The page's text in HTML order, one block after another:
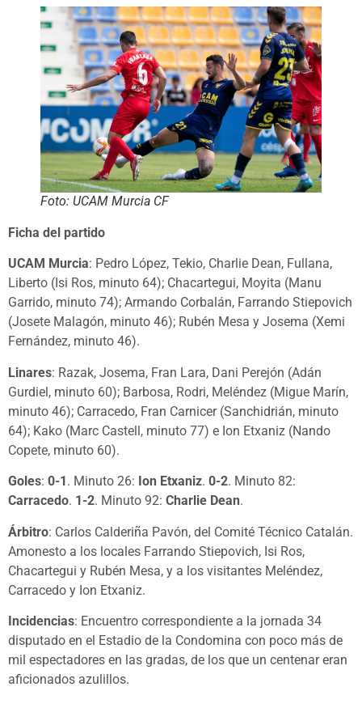
Foto: UCAM Murcia CF
Ficha del partido
UCAM Murcia: Pedro López, Tekio, Charlie Dean, Fullana,
Liberto (Isi Ros, minuto 64); Chacartegui, Moyita (Manu
Garrido, minuto 74); Armando Corbalán, Farrando Stiepovich
(Josete Malagón, minuto 46); Rubén Mesa y Josema (Xemi
Fernández, minuto 46).
Linares: Razak, Josema, Fran Lara, Dani Perejón (Adán
Gurdiel, minuto 60); Barbosa, Rodri, Meléndez (Migue Marín,
minuto 46); Carracedo, Fran Carnicer (Sanchidrián, minuto
64); Kako (Marc Castell, minuto 77) e Ion Etxaniz (Nando
Copete, minuto 60).
Goles: 0-1 . Minuto 26: Ion Etxaniz. 0-2. Minuto 82:
Carracedo. 1-2. Minuto 92: Charlie Dean.
Árbitro: Carlos Calderiña Pavón, del Comité Técnico Catalán.
Amonesto a los locales Farrando Stiepovich, Isi Ros,
Chacartegui y Rubén Mesa, y a los visitantes Meléndez,
Carracedo y Ion Etxaniz.
Incidencias: Encuentro correspondiente a la jornada 34
disputado en el Estadio de la Condomina con poco más de
mil espectadores en las gradas, de los que un centenar eran
aficionados azulillos.